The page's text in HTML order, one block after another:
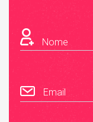
Nome
Email